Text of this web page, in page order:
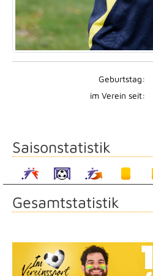
Geburtstag:
im Verein seit:
Saisonstatistik
Gesamtstatistik